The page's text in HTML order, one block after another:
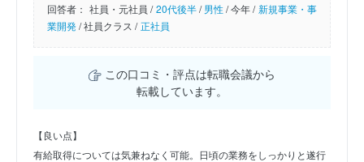
回答者： 社員・元社員 / 20代後半/男性/今年 / 新規事業・事
業開発/社員クラス / 正社員
この口コミ・評点は転職会議から
転載しています。
【良い点】
有給取得については気兼ねなく可能。日頃の業務をしっかりと遂行